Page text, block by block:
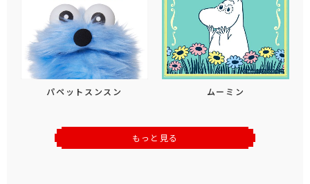
パペットスンスン ムーミン
もっと見る